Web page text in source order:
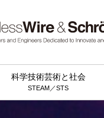
科学技術芸術と社会
STEAM／STS